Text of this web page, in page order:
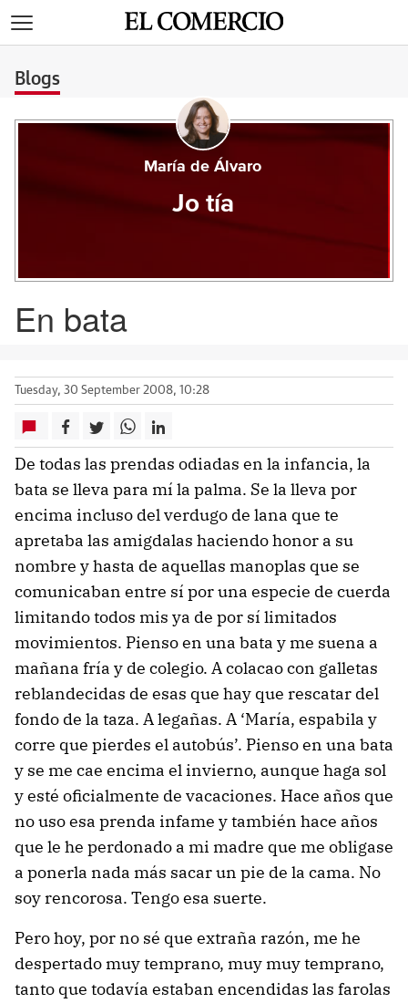
Blogs
María de Álvaro
Jo tía
En bata
Tuesday, 30 September 2008, 10:28
De todas las prendas odiadas en la infancia, la
bata se lleva para mí la palma. Se la lleva por
encima incluso del verdugo de lana que te
apretaba las amigdalas haciendo honor a su
nombre y hasta de aquellas manoplas que se
comunicaban entre sí por una especie de cuerda
limitando todos mis ya de por sí limitados
movimientos. Pienso en una bata y me suena a
mañana fría y de colegio. A colacao con galletas
reblandecidas de esas que hay que rescatar del
fondo de la taza. A legañas. A ‘María, espabila y
corre que pierdes el autobús’. Pienso en una bata
y se me cae encima el invierno, aunque haga sol
y esté oficialmente de vacaciones. Hace años que
no uso esa prenda infame y también hace años
que le he perdonado a mi madre que me obligase
a ponerla nada más sacar un pie de la cama. No
soy rencorosa. Tengo esa suerte.
Pero hoy, por no sé que extraña razón, me he
despertado muy temprano, muy muy temprano,
tanto que todavía estaban encendidas las farolas